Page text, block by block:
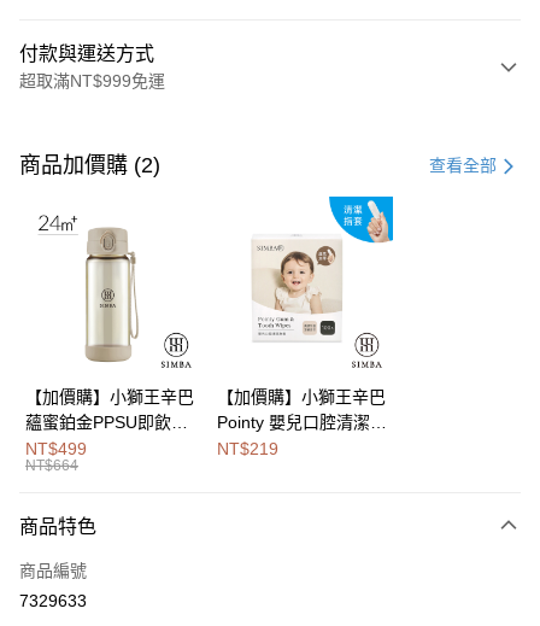
付款與運送方式
超取滿NT$999免運
信用卡一次付款
Apple Pay
Google Pay
全盈+PAY
大哥付你分期
【大哥付你分期使用說明】
2.付款方式選擇「大哥付你分期」，訂單成立後會自動跳轉到大哥付的交易
流程，驗證手機門號後，選擇欲分期的期數、繳款截止日，確認付款後即完
相關說明
【關於「AFTEE先享後付」】
商品加價購 (2) 查看全部
【加價購】小獅王辛巴
蘊蜜鉑金PPSU即飲水
壺400ml
NT$499
NT$664
【加價購】小獅王辛巴
Pointy 嬰兒口腔清潔指
套 (100入)
NT$219
商品特色
商品編號
7329633